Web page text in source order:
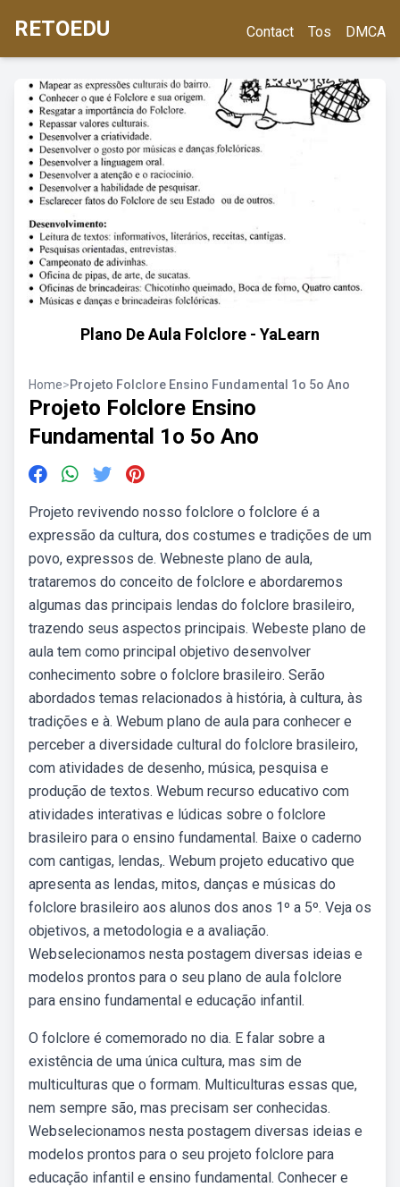
RETOEDU Contact Tos DMCA
Plano De Aula Folclore - YaLearn
Home>Projeto Folclore Ensino Fundamental 1o 5o Ano
Projeto Folclore Ensino
Fundamental 1o 5o Ano
Projeto revivendo nosso folclore o folclore é a
expressão da cultura, dos costumes e tradições de um
povo, expressos de. Webneste plano de aula,
trataremos do conceito de folclore e abordaremos
algumas das principais lendas do folclore brasileiro,
trazendo seus aspectos principais. Webeste plano de
aula tem como principal objetivo desenvolver
conhecimento sobre o folclore brasileiro. Serão
abordados temas relacionados à história, à cultura, às
tradições e à. Webum plano de aula para conhecer e
perceber a diversidade cultural do folclore brasileiro,
com atividades de desenho, música, pesquisa e
produção de textos. Webum recurso educativo com
atividades interativas e lúdicas sobre o folclore
brasileiro para o ensino fundamental. Baixe o caderno
com cantigas, lendas,. Webum projeto educativo que
apresenta as lendas, mitos, danças e músicas do
folclore brasileiro aos alunos dos anos 1º a 5º. Veja os
objetivos, a metodologia e a avaliação.
Webselecionamos nesta postagem diversas ideias e
modelos prontos para o seu plano de aula folclore
para ensino fundamental e educação infantil.
O folclore é comemorado no dia. E falar sobre a
existência de uma única cultura, mas sim de
multiculturas que o formam. Multiculturas essas que,
nem sempre são, mas precisam ser conhecidas.
Webselecionamos nesta postagem diversas ideias e
modelos prontos para o seu projeto folclore para
educação infantil e ensino fundamental. Conhecer e